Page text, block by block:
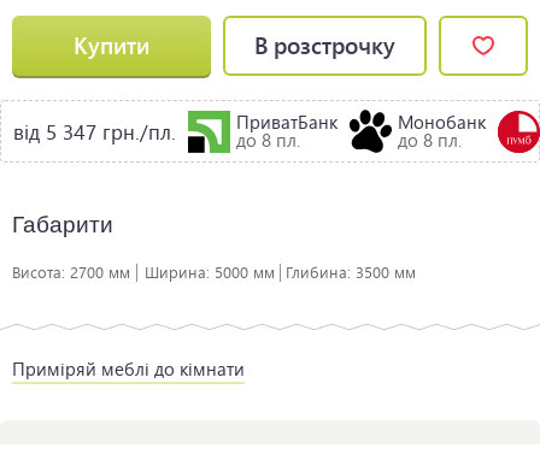
Купити В розстрочку
від 5 347 грн./пл. ПриватБанк
до 8 пл.
Монобанк
до 8 пл.
Габарити
Висота: 2700 мм Ширина: 5000 мм Глибина: 3500 мм
Приміряй меблі до кімнати